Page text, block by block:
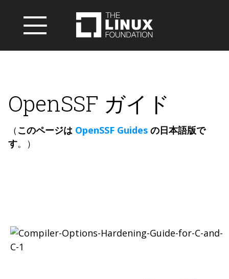
OpenSSF ガイド
（ このページは OpenSSF Guides の日本語版で
す。）